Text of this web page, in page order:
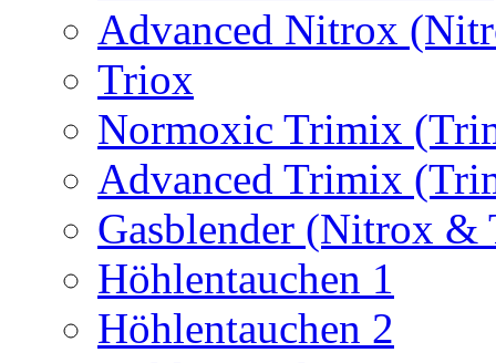
Advanced Nitrox
Triox
Normoxic Trimix
Advanced Trimix
Gasblender (Nitrox
Höhlentauchen 1
Höhlentauchen 2